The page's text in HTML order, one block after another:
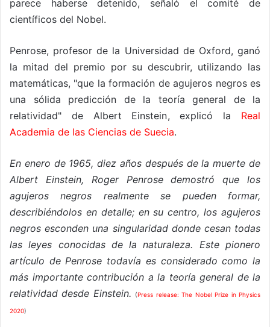
parece haberse detenido, señaló el comité de
científicos del Nobel.
Penrose, profesor de la Universidad de Oxford, ganó
la mitad del premio por su descubrir, utilizando las
matemáticas, "que la formación de agujeros negros es
una sólida predicción de la teoría general de la
relatividad" de Albert Einstein, explicó la Real
Academia de las Ciencias de Suecia.
En enero de 1965, diez años después de la muerte de
Albert Einstein, Roger Penrose demostró que los
agujeros negros realmente se pueden formar,
describiéndolos en detalle; en su centro, los agujeros
negros esconden una singularidad donde cesan todas
las leyes conocidas de la naturaleza. Este pionero
artículo de Penrose todavía es considerado como la
más importante contribución a la teoría general de la
relatividad desde Einstein.
(Press release: The Nobel Prize in Physics
2020)